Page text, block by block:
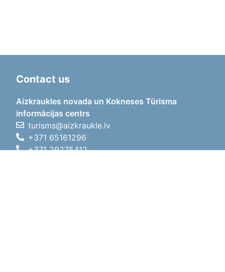
Contact us
Aizkraukles novada un Kokneses Tūrisma
informācijas centrs
turisms@aizkraukle.lv
+371 65161296
+371 29275412